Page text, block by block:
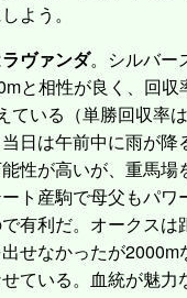
よう。
ラヴァンダ。シルバー
と相性が良く、回収
ている（単勝回収率
日は午前中に雨が降
性が高いが、重馬場
ト産駒で母父もパワ
有利だ。オークスは
せなかったが2000m
ている。血統が魅力